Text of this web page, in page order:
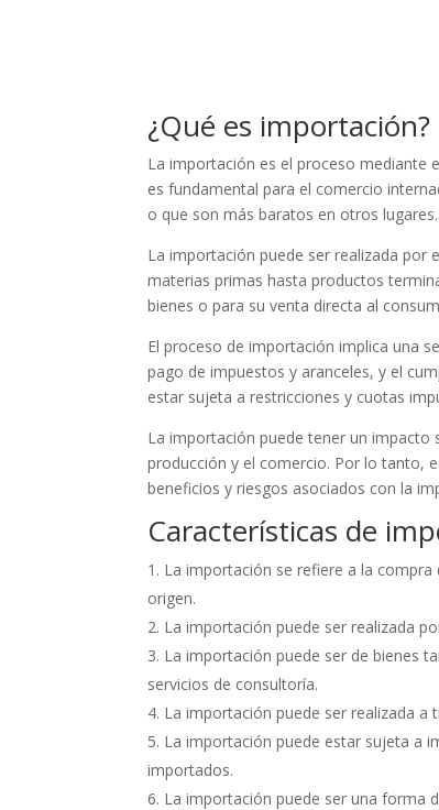
¿Qué es importación?
La importación es el proceso mediante
es fundamental para el comercio
o que son más baratos en otros lugares.
La importación puede ser realizada por
materias primas hasta productos
bienes o para su venta directa al
El proceso de importación implica una
pago de impuestos y aranceles, y el
estar sujeta a restricciones y cuotas
La importación puede tener un impacto
producción y el comercio. Por lo tanto,
beneficios y riesgos asociados con la
Características de
La importación se refiere a la
origen.
La importación puede ser realizada
La importación puede ser de bienes
servicios de consultoría.
La importación puede ser realizada
La importación puede estar sujeta a
importados.
La importación puede ser una forma